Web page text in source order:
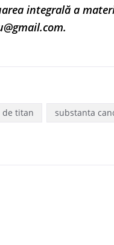
integrală a
.
de titan substanta